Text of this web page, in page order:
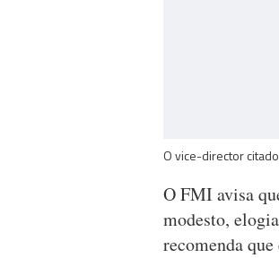
O vice-director
O FMI avisa
modesto,
recomenda